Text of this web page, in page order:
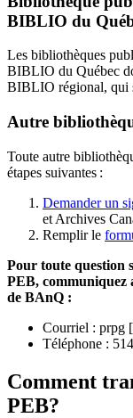
BIBLIO du
Les bibliothèques
BIBLIO du Québec
BIBLIO régional, qui
Autre
Toute autre
étapes suivantes :
Demander un
et Archives
Remplir le f
Pour toute question
PEB, communiquez
de BAnQ :
Courriel : prpg
Téléphone :
Comment
PEB?